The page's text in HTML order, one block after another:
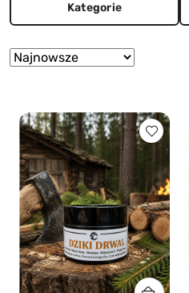
Kategorie
Zastosowano
Sortuj